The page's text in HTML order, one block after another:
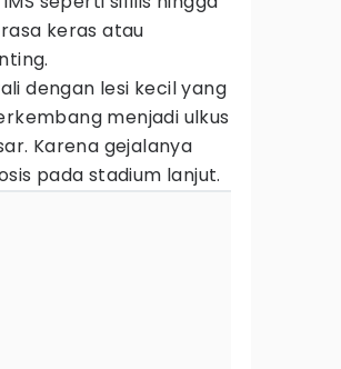
keras atau
dengan lesi kecil yang
menjadi ulkus
Karena gejalanya
pada stadium lanjut.